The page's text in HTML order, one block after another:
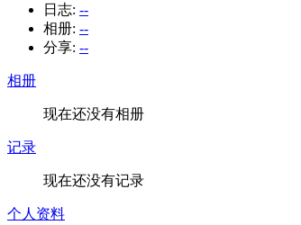
日志: --
相册: --
分享: --
相册
现在还没有相册
记录
现在还没有记录
个人资料